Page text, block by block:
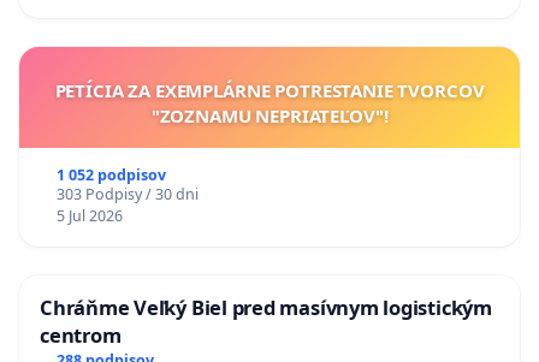
PETÍCIA ZA EXEMPLÁRNE POTRESTANIE TVORCOV
"ZOZNAMU NEPRIATEĽOV"!
1 052 podpisov
303 Podpisy / 30 dni
5 Jul 2026
Chráňme Veľký Biel pred masívnym logistickým
centrom